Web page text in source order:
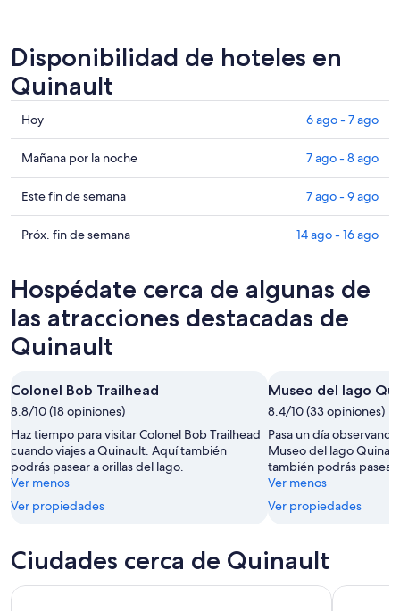
Disponibilidad de hoteles en
Quinault
Consultar
precios
en
Quinault
para
hoy,
6
7
Hoy 6 ago - 7 ago
Consultar
precios
en
Quinault
para
la
noche,
7
ago
ago
Mañana por la noche 7 ago - 8 ago
Consultar
precios
en
este
de
semana,
ago
-
9
ago
Este fin de semana 7 ago - 9 ago
Consultar
Quinault
para
el
próximo
de
semana,
14
ago
-
16
Próx. fin de semana 14 ago - 16 ago
Hospédate cerca de algunas de
las atracciones destacadas de
Quinault
Colonel Bob Trailhead
8.8/10 (18 opiniones)
Haz tiempo para visitar Colonel Bob Trailhead
cuando viajes a Quinault. Aquí también
podrás pasear a orillas del lago.
Ver menos
Ver propiedades
Museo del lago
8.4/10 (33 opiniones)
Pasa un día
Museo del lago
también podrás pasear
Ver menos
Ver propiedades
Ciudades cerca de Quinault